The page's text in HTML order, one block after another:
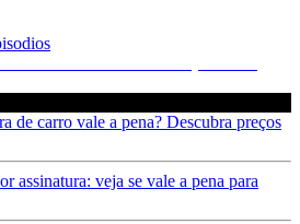
de carro vale a pena? Descubra preços
assinatura: veja se vale a pena para